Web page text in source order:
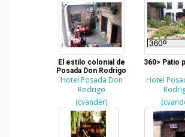
El estilo colonial de
Posada Don Rodrigo
Hotel Posada Don
Rodrigo
(cvander)
360> Patio
Hotel